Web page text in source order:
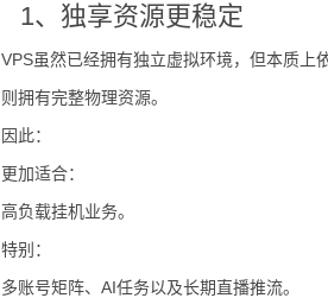
1、独享资源更稳定
VPS虽然已经拥有独立虚拟环境，但本质上
则拥有完整物理资源。
因此：
更加适合：
高负载挂机业务。
特别：
多账号矩阵、AI任务以及长期直播推流。